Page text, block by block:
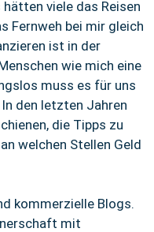
viele das Reisen
Fernweh bei mir gleich
ist in der
wie mich eine
muss es für uns
den letzten Jahren
die Tipps zu
welchen Stellen Geld
kommerzielle Blogs.
mit